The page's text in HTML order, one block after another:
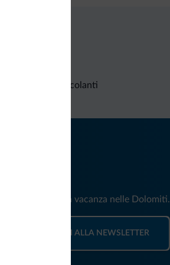
Richieste non vincolanti
news per la tua vacanza nelle Dolomiti.
ISCRIVITI ALLA NEWSLETTER